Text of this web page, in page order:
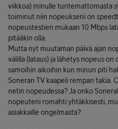
viikkoa) minulle tuntemattomasta
toiminut niin nopeukseni on
nopeustestien mukaan 10 Mbps
pitääkin olla.
Mutta nyt muutaman päivä ajan
välilla (lataus) ja lähetys nopeus on
samoihin aikoihin kun minun piti
Soneran TV kaapeli rempan takia.
netin nopeudessa? Ja onko
nopeuteni romahti yhtäkkisesti,
asiakkaille ongelmasta?